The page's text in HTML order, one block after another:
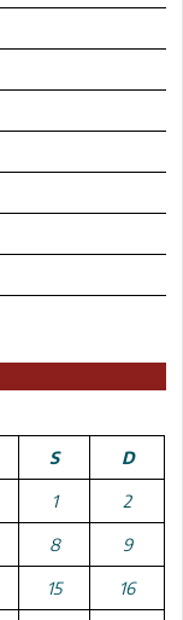
S D
1 2
8 9
15 16